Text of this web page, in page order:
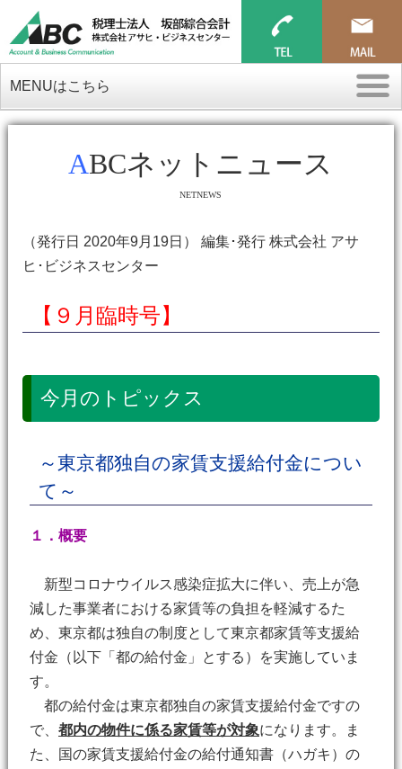
MENUはこちら
ABCネットニュース
NETNEWS
（発行日 2020年9月19日） 編集･発行 株式会社 アサ
ヒ･ビジネスセンター
【９月臨時号】
今月のトピックス
～東京都独自の家賃支援給付金につい
て～
１．概要
新型コロナウイルス感染症拡大に伴い、売上が急
減した事業者における家賃等の負担を軽減するた
め、東京都は独自の制度として東京都家賃等支援給
付金（以下「都の給付金」とする）を実施していま
す。
都の給付金は東京都独自の家賃支援給付金ですの
で、 都内の物件に係る家賃等が対象になります。ま
た、国の家賃支援給付金の給付通知書（ハガキ）の